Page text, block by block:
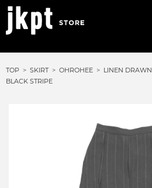
TOP SKIRT OHROHEE
LINEN
BLACK STRIPE